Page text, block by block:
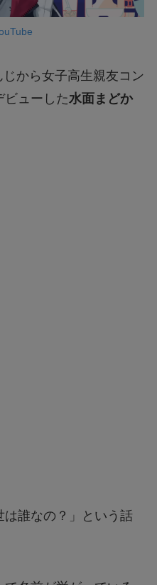
から女子高生親友コン
ビューした水面まどか
誰なの？」という話